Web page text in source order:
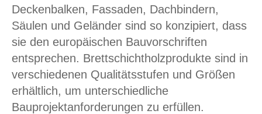
Deckenbalken, Fassaden, Dachbindern,
Säulen und Geländer sind so konzipiert, dass
sie den europäischen Bauvorschriften
entsprechen. Brettschichtholzprodukte sind in
verschiedenen Qualitätsstufen und Größen
erhältlich, um unterschiedliche
Bauprojektanforderungen zu erfüllen.